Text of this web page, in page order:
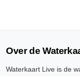
Over de
Waterkaart Live is de